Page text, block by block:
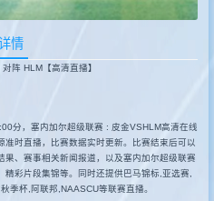
速报
情
阵 HLM【高清直播】
分，塞内加尔超级联赛 : 皮金VSHLM高清在线
时直播，比赛数据实时更新。比赛结束后可以
、赛事相关新闻报道，以及塞内加尔超级联赛
精彩片段集锦等。同时还提供巴马锦标,亚选赛,
季杯,阿联邦,NAASCU等联赛直播。